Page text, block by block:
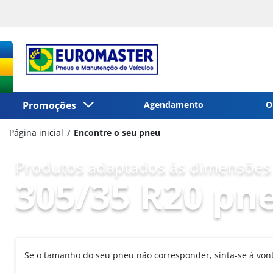
Promoções Agendamento
Página inicial Encontre o seu pneu
Produtos adaptados às dimensões
305/35 R20
Se o tamanho do seu pneu não corresponder, sinta-se à